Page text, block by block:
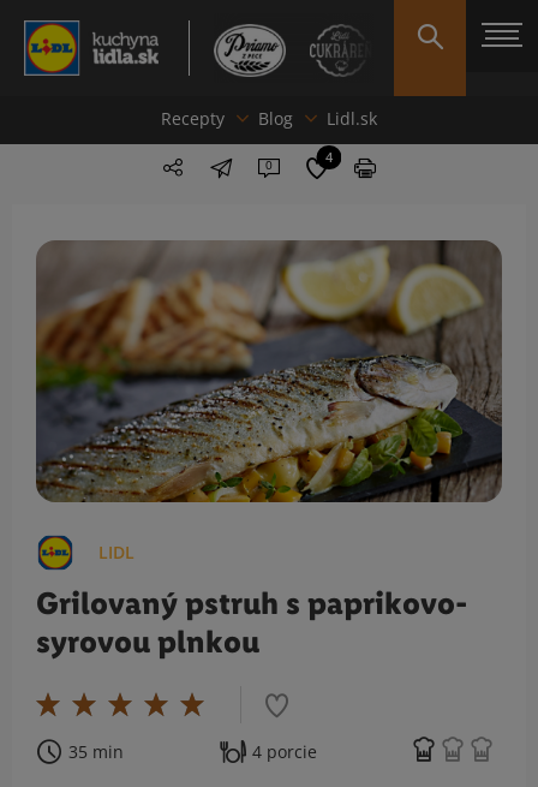
Recepty Blog Lidl.sk
0 4
LIDL
Grilovaný pstruh s paprikovo-
syrovou plnkou
35 min 4 porcie